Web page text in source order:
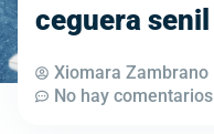
ceguera senil
Xiomara Zambrano
No hay comentarios